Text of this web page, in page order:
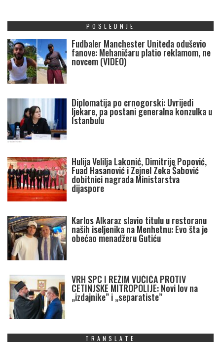
POSLEDNJE
Fudbaler Manchester Uniteda oduševio
fanove: Mehaničaru platio reklamom, ne
novcem (VIDEO)
Diplomatija po crnogorski: Uvrijedi
ljekare, pa postani generalna konzulka u
Istanbulu
Hulija Velilja Lakonić, Dimitrije Popović,
Fuad Hasanović i Zejnel Zeka Šabović
dobitnici nagrada Ministarstva
dijaspore
Karlos Alkaraz slavio titulu u restoranu
naših iseljenika na Menhetnu: Evo šta je
obećao menadžeru Gutiću
VRH SPC I REŽIM VUČIĆA PROTIV
CETINJSKE MITROPOLIJE: Novi lov na
„izdajnike” i „separatiste”
TRANSLATE